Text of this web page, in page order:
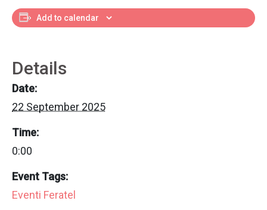
Add to calendar
Details
Date:
22 September 2025
Time:
0:00
Event Tags:
Eventi Feratel